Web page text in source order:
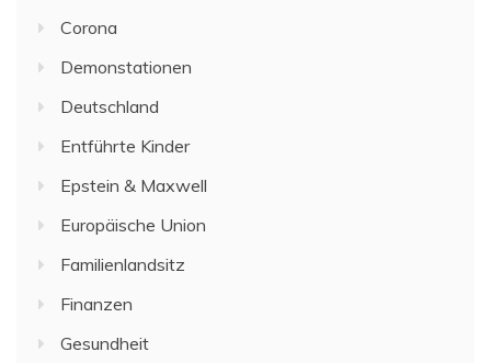
Corona
Demonstationen
Deutschland
Entführte Kinder
Epstein & Maxwell
Europäische Union
Familienlandsitz
Finanzen
Gesundheit